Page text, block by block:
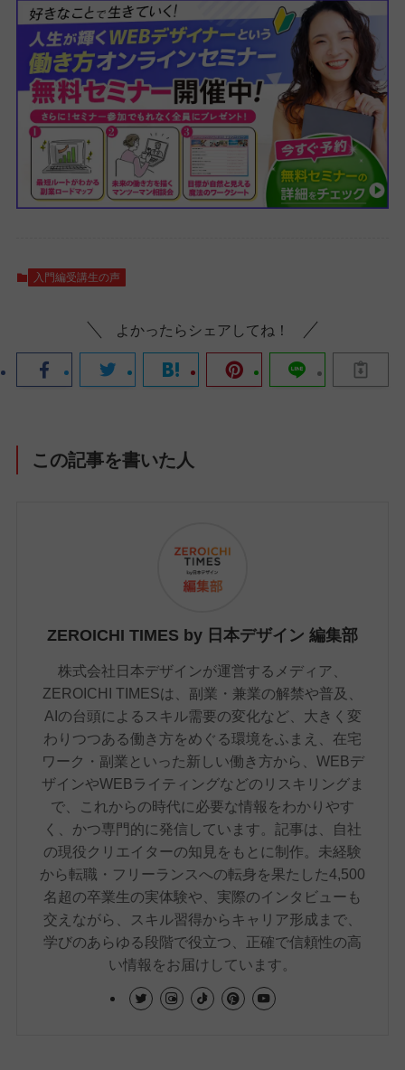
入門編受講生の声
よかったらシェアしてね！
この記事を書いた人
ZEROICHI TIMES by 日本デザイン 編集部
株式会社日本デザインが運営するメディア、
ZEROICHI TIMESは、副業・兼業の解禁や普及、
AIの台頭によるスキル需要の変化など、大きく変
わりつつある働き方をめぐる環境をふまえ、在宅
ワーク・副業といった新しい働き方から、WEBデ
ザインやWEBライティングなどのリスキリングま
で、これからの時代に必要な情報をわかりやす
く、かつ専門的に発信しています。記事は、自社
の現役クリエイターの知見をもとに制作。未経験
から転職・フリーランスへの転身を果たした4,500
名超の卒業生の実体験や、実際のインタビューも
交えながら、スキル習得からキャリア形成まで、
学びのあらゆる段階で役立つ、正確で信頼性の高
い情報をお届けしています。